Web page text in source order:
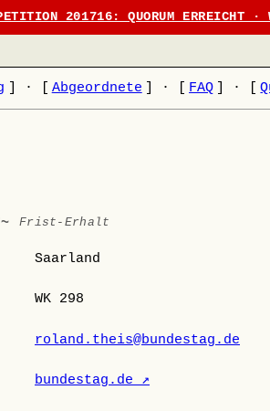
201716: QUORUM ERREICHT
· Abgeordnete · FAQ ·
Frist-Erhalt
Saarland
WK 298
roland.theis@bundestag.de
bundestag.de ↗